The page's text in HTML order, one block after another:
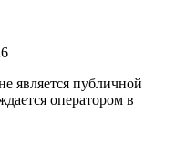
является публичной
оператором в